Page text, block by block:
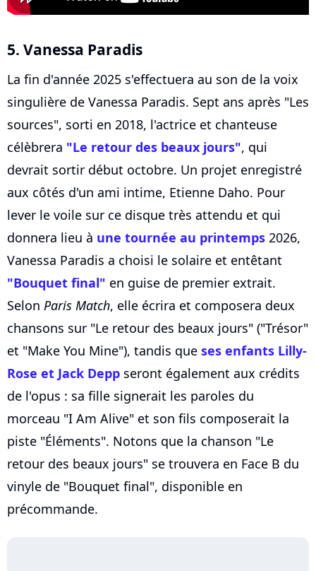
5. Vanessa Paradis
La fin d'année 2025 s'effectuera au son de la voix
singulière de Vanessa Paradis. Sept ans après "Les
sources", sorti en 2018, l'actrice et chanteuse
célèbrera "Le retour des beaux jours", qui
devrait sortir début octobre. Un projet enregistré
aux côtés d'un ami intime, Etienne Daho. Pour
lever le voile sur ce disque très attendu et qui
donnera lieu à une tournée au printemps 2026,
Vanessa Paradis a choisi le solaire et entêtant
"Bouquet final" en guise de premier extrait.
Selon Paris Match, elle écrira et composera deux
chansons sur "Le retour des beaux jours" ("Trésor"
et "Make You Mine"), tandis que ses enfants Lilly-
Rose et Jack Depp seront également aux crédits
de l'opus : sa fille signerait les paroles du
morceau "I Am Alive" et son fils composerait la
piste "Éléments". Notons que la chanson "Le
retour des beaux jours" se trouvera en Face B du
vinyle de "Bouquet final", disponible en
précommande.